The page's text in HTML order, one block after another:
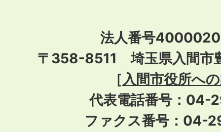
法人番号
〒358-8511 埼玉県入間市
［ 入間市役所へ
代表電話番号：04-
ファクス番号：04-